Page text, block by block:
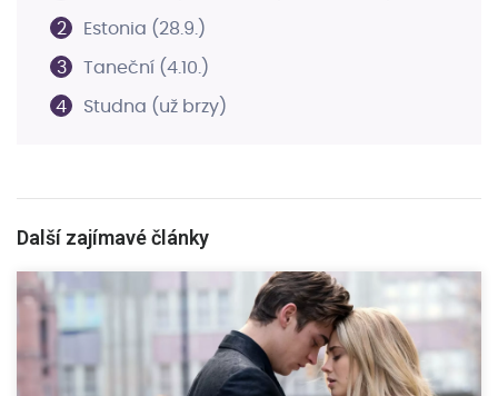
Estonia (28.9.)
Taneční (4.10.)
Studna (už brzy)
Další zajímavé články